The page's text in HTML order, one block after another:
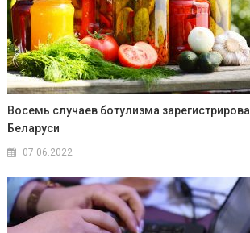
Восемь случаев ботулизма
Беларуси
07.06.2022